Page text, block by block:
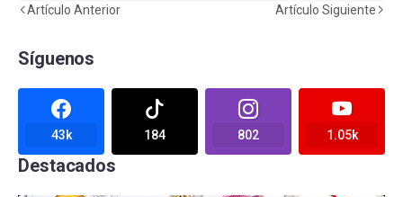
Artículo Anterior Artículo Siguiente
Síguenos
43k 184 802 1.05k
Destacados